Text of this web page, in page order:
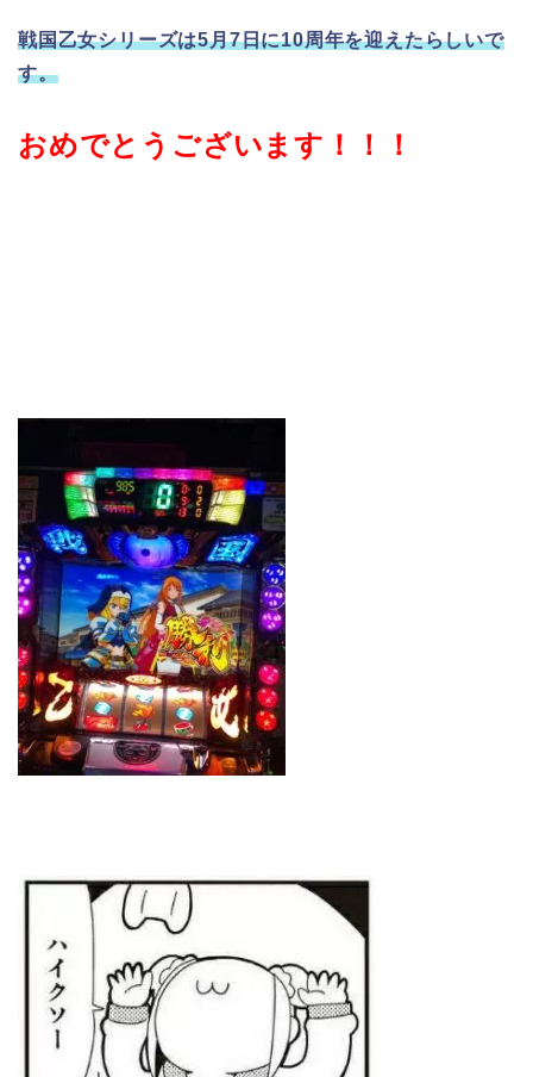
戦国乙女シリーズは5月7日に10周年を迎えたらしいで
す。
おめでとうございます！！！